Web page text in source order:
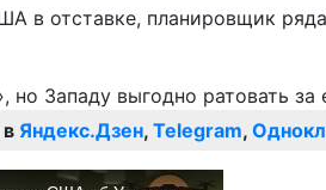
в отставке, планировщик
Яндекс.Дзен, Telegram,